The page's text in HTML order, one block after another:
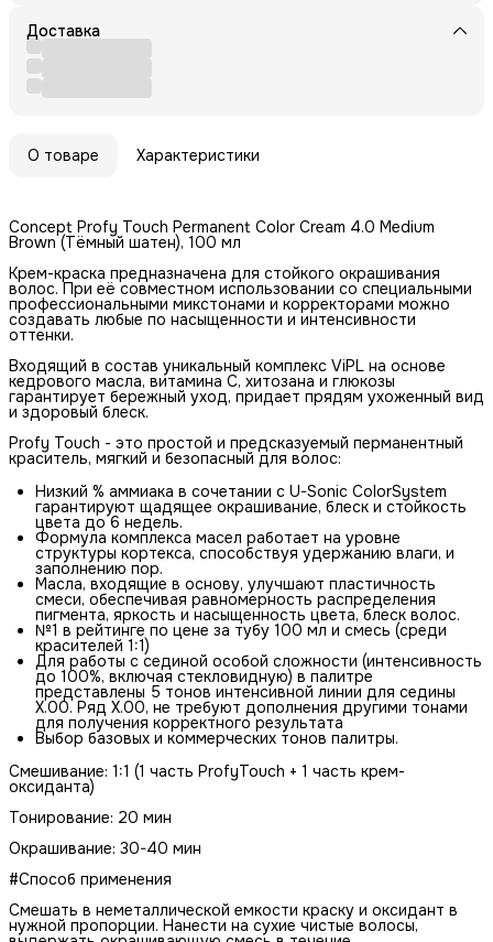
Доставка
О товаре Характеристики
Concept Profy Touch Permanent Color Cream 4.0 Medium
Brown (Тёмный шатен), 100 мл
Крем-краска предназначена для стойкого окрашивания
волос. При её совместном использовании со специальными
профессиональными микстонами и корректорами можно
создавать любые по насыщенности и интенсивности
оттенки.
Входящий в состав уникальный комплекс ViPL на основе
кедрового масла, витамина C, хитозана и глюкозы
гарантирует бережный уход, придает прядям ухоженный вид
и здоровый блеск.
Profy Touch - это простой и предсказуемый перманентный
краситель, мягкий и безопасный для волос:
Низкий % аммиака в сочетании с U-Sonic ColorSystem
гарантируют щадящее окрашивание, блеск и стойкость
цвета до 6 недель.
Формула комплекса масел работает на уровне
структуры кортекса, способствуя удержанию влаги, и
заполнению пор.
Масла, входящие в основу, улучшают пластичность
смеси, обеспечивая равномерность распределения
пигмента, яркость и насыщенность цвета, блеск волос.
№1 в рейтинге по цене за тубу 100 мл и смесь (среди
красителей 1:1)
Для работы с сединой особой сложности (интенсивность
до 100%, включая стекловидную) в палитре
представлены 5 тонов интенсивной линии для седины
Х.00. Ряд Х.00, не требуют дополнения другими тонами
для получения корректного результата
Выбор базовых и коммерческих тонов палитры.
Смешивание: 1:1 (1 часть ProfyTouch + 1 часть крем-
оксиданта)
Тонирование: 20 мин
Окрашивание: 30-40 мин
#Способ применения
Смешать в неметаллической емкости краску и оксидант в
нужной пропорции. Нанести на сухие чистые волосы,